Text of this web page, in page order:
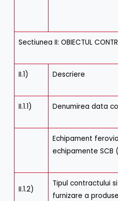
Sectiunea II: OBIECTUL
II.1) Descriere
II.1.1) Denumirea data
Echipament
echipamente SCB
II.1.2)
Tipul contractului
furnizare a